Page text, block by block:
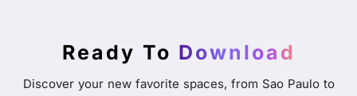
Ready To Download
Discover your new favorite spaces, from Sao Paulo to